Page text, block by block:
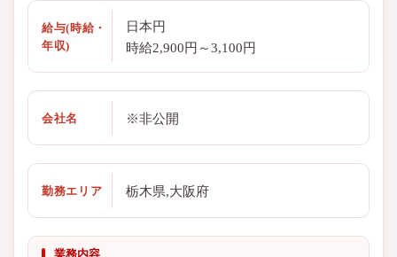
給与(時給・
年収)
日本円
時給2,900円～3,100円
会社名 ※非公開
勤務エリア 栃木県,大阪府
業務内容